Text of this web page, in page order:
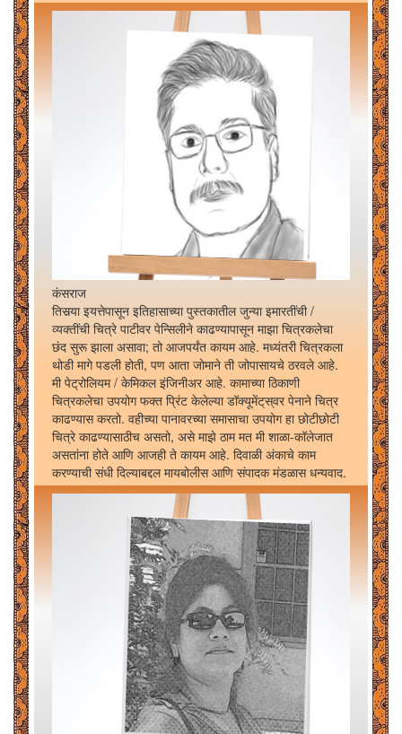
कंसराज
तिसर्‍या इयत्तेपासून इतिहासाच्या पुस्तकातील जुन्या इमारतींची /
व्यक्तींची चित्रे पाटीवर पेन्सिलीने काढण्यापासून माझा चित्रकलेचा
छंद सुरू झाला असावा; तो आजपर्यंत कायम आहे. मध्यंतरी चित्रकला
थोडी मागे पडली होती, पण आता जोमाने ती जोपासायचे ठरवले आहे.
मी पेट्रोलियम / केमिकल इंजिनीअर आहे. कामाच्या ठिकाणी
चित्रकलेचा उपयोग फक्त प्रिंट केलेल्या डॉक्यूमेंट्‌स्‌वर पेनाने चित्र
काढण्यास करतो. वहीच्या पानावरच्या समासाचा उपयोग हा छोटीछोटी
चित्रे काढण्यासाठीच असतो, असे माझे ठाम मत मी शाळा-कॉलेजात
असतांना होते आणि आजही ते कायम आहे. दिवाळी अंकाचे काम
करण्याची संधी दिल्याबद्दल मायबोलीस आणि संपादक मंडळास धन्यवाद.